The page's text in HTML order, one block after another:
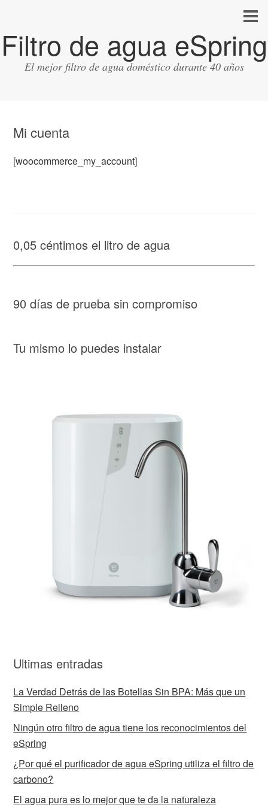
Filtro de agua eSpring
El mejor filtro de agua doméstico durante 40 años
Mi cuenta
[woocommerce_my_account]
0,05 céntimos el litro de agua
90 días de prueba sin compromiso
Tu mismo lo puedes instalar
Ultimas entradas
La Verdad Detrás de las Botellas Sin BPA: Más que un
Simple Relleno
Ningún otro filtro de agua tiene los reconocimientos del
eSpring
¿Por qué el purificador de agua eSpring utiliza el filtro de
carbono?
El agua pura es lo mejor que te da la naturaleza